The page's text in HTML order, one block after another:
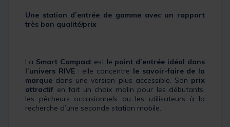
Une station d’entrée de gamme avec un rapport
très bon qualité/prix
La Smart Compactest le point d’entrée idéal dans
l’univers RIVE: elle concentre le savoir-faire de la
marque dans une version plus accessible. Son prix
attractif en fait un choix malin pour les débutants,
les pêcheurs occasionnels ou les utilisateurs à la
recherche d’une seconde station mobile.